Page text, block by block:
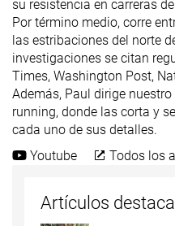
su resistencia en carreras
Por término medio, corre
las estribaciones del norte
investigaciones se citan
Times, Washington Post,
Además, Paul dirige
running, donde las corta y
cada uno de sus detalles.
Youtube
Todos los
Artículos